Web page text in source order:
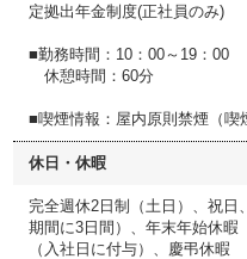
定拠出年金制度(正社員のみ)
■勤務時間：10：00～19：00
休憩時間：60分
■喫煙情報：屋内原則禁煙（喫
休日・休暇
完全週休2日制（土日）、祝日
期間に3日間）、年末年始休暇
（入社日に付与）、慶弔休暇